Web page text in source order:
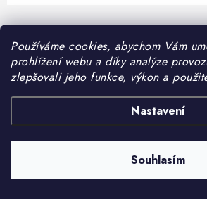
Používáme cookies, abychom Vám
prohlížení webu a díky analýze
zlepšovali jeho funkce, výkon a
Nastavení
Souhlasím
Z
á
Informace pro vás
Kontakt
Možnosti dopravy
Hodnocení obchodu
Zásady zpracování osobních údajů
❤️ Oblíbené kategorie
DomaciMazel.cz.